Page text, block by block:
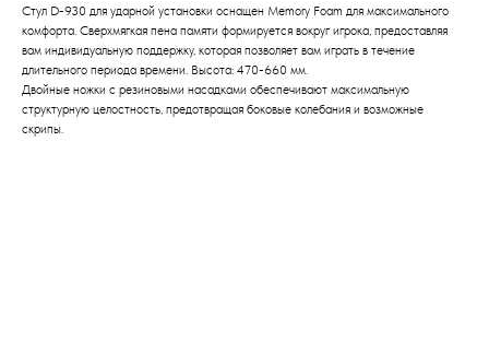
Стул D-930 для ударной установки оснащен Memory Foam для максимального
комфорта. Сверхмягкая пена памяти формируется вокруг игрока, предоставляя
вам индивидуальную поддержку, которая позволяет вам играть в течение
длительного периода времени. Высота: 470-660 мм.
Двойные ножки с резиновыми насадками обеспечивают максимальную
структурную целостность, предотвращая боковые колебания и возможные
скрипы.